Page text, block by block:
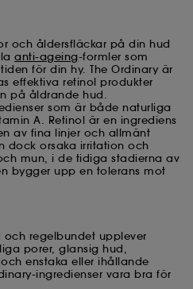
och åldersfläckar på din hud
anti-ageing-formler som
för din hy. The Ordinary är
effektiva retinol produkter
på åldrande hud.
som är både naturliga
A. Retinol är en ingrediens
av fina linjer och allmänt
dock orsaka irritation och
mun, i de tidiga stadierna av
bygger upp en tolerans mot
regelbundet upplever
porer, glansig hud,
enstaka eller ihållande
ingredienser vara bra för